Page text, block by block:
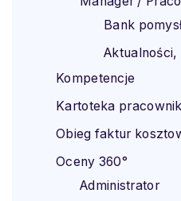
Bank
Kompetencje
Kartoteka
Obieg faktur
Oceny 360°
Administrator